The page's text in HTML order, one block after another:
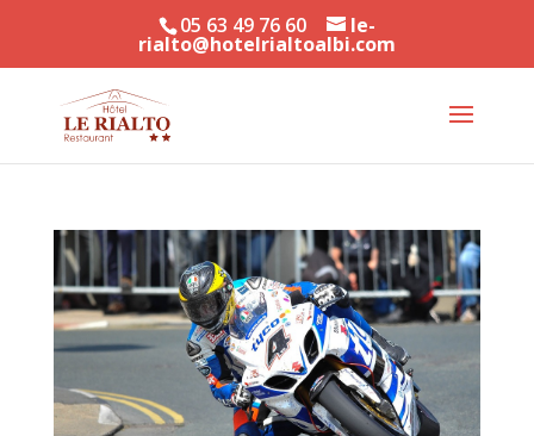
05 63 49 76 60 le-
rialto@hotelrialtoalbi.com